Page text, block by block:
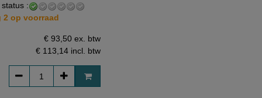
:
2 op voorraad
€ 93,50 ex. btw
€ 113,14incl. btw